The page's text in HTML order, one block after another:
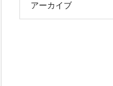
アーカイブ